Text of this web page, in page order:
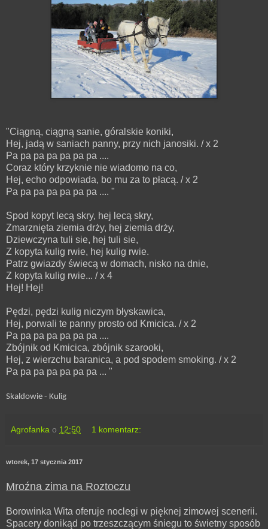
"Ciągną, ciągną sanie, góralskie koniki,
Hej, jadą w saniach panny, przy nich janosiki. / x 2
Pa pa pa pa pa pa pa ....
Coraz który krzyknie nie wiadomo na co,
Hej, echo odpowiada, bo mu za to płacą. / x 2
Pa pa pa pa pa pa pa .... "
Spod kopyt lecą skry, hej lecą skry,
Zmarznięta ziemia drży, hej ziemia drży,
Dziewczyna tuli sie, hej tuli sie,
Z kopyta kulig rwie, hej kulig rwie.
Patrz gwiazdy świecą w domach, nisko na dnie,
Z kopyta kulig rwie... / x 4
Hej! Hej!
Pędzi, pędzi kulig niczym błyskawica,
Hej, porwali te panny prosto od Kmicica. / x 2
Pa pa pa pa pa pa pa ....
Zbójnik od Kmicica, zbójnik szarooki,
Hej, z wierzchu baranica, a pod spodem smoking. / x 2
Pa pa pa pa pa pa pa ... "
Skaldowie - Kulig
Agrofanka o 12:50 1 komentarz:
wtorek, 17 stycznia 2017
Mroźna zima na Roztoczu
Borowinka Wita oferuje noclegi w pięknej zimowej scenerii.
Spacery donikąd po trzeszczącym śniegu to świetny sposób